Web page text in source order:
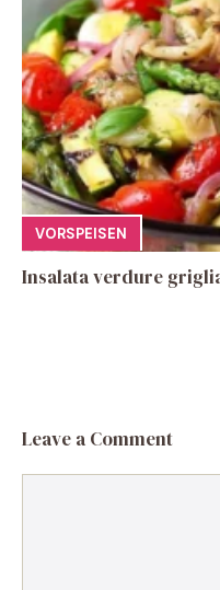
VORSPEISEN
Insalata verdure
Leave a Comment